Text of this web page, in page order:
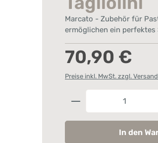
Marcato - Zubehör für
ermöglichen ein perfektes
Regulärer Preis:
70,90 €
Preise inkl. MwSt. zzgl.
Produkt
In den